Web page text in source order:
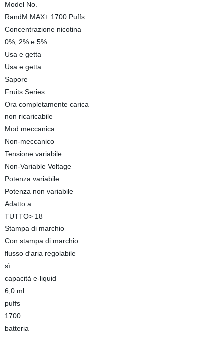
Model No.
RandM MAX+ 1700 Puffs
Concentrazione nicotina
0%, 2% e 5%
Usa e getta
Usa e getta
Sapore
Fruits Series
Ora completamente carica
non ricaricabile
Mod meccanica
Non-meccanico
Tensione variabile
Non-Variable Voltage
Potenza variabile
Potenza non variabile
Adatto a
TUTTO> 18
Stampa di marchio
Con stampa di marchio
flusso d′aria regolabile
sì
capacità e-liquid
6,0 ml
puffs
1700
batteria